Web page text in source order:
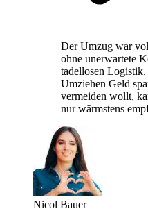
Der Umzug war
ohne unerwartete
tadellosen
Umziehen Geld
vermeiden wollt,
nur wärmstens
Nicol Bauer